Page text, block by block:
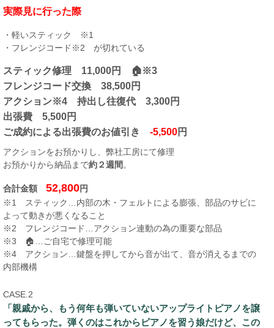
実際見に行った際
・軽いスティック ※1
・フレンジコード※2 が切れている
スティック修理 11,000円 🏠※3
フレンジコード交換 38,500円
アクション※4 持出し往復代 3,300円
出張費 5,500円
ご成約による出張費のお値引き -5,500円
アクションをお預かりし、弊社工房にて修理
お預かりから納品まで約２週間 。
合計金額 52,800円
※1 スティック…内部の木・フェルトによる膨張、部品のサビに
よって動きが悪くなること
※2 フレンジコード…アクション連動の為の重要な部品
※3 🏠…ご自宅で修理可能
※4 アクション…鍵盤を押してから音が出て、音が消えるまでの
内部機構
CASE.2
「親戚から、もう何年も弾いていないアップライトピアノを譲
ってもらった。弾くのはこれからピアノを習う娘だけど、この